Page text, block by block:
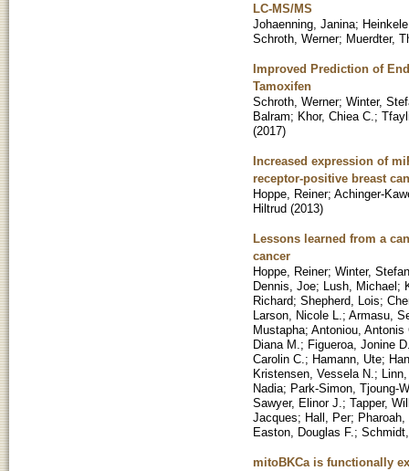
LC-MS/MS
Johaenning, Janina;
Schroth, Werner; Muerdter,
Improved Prediction of
Tamoxifen
Schroth, Werner; Winter,
Balram; Khor, Chiea C. ;
(2017)
Increased expression of
receptor-positive breast
Hoppe, Reiner; Achinger-
Hiltrud (2013)
Lessons learned from a
cancer
Hoppe, Reiner; Winter, Stefan
Dennis, Joe; Lush, Michael;
Richard; Shepherd, Lois;
Larson, Nicole L. ; Armasu,
Mustapha; Antoniou, Antonis
Diana M. ; Figueroa, Jonine
Carolin C. ; Hamann, Ute;
Kristensen, Vessela N. ;
Nadia; Park-Simon, Tjoung-
Sawyer, Elinor J. ; Tapper,
Jacques; Hall, Per;
Easton, Douglas F. ;
mitoBKCa is functionally